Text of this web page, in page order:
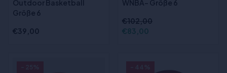
Outdoor Basketball
Größe 6
€39,00
WNBA- Größe 6
€102,00
€83,00